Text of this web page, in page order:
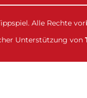
Alle Rechte
Unterstützung von